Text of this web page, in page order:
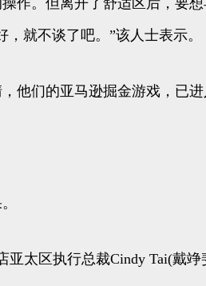
作。但离开了舒适区后，要
就不谈了吧。”该人士表示。
他们的亚马逊掘金游戏，已
亚太区执行总裁Cindy Tai(戴